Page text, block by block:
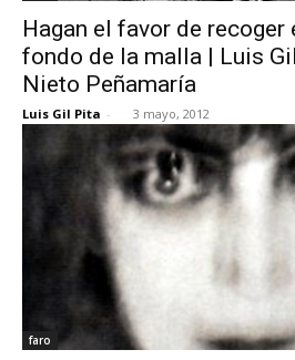
Hagan el favor de recoger
fondo de la malla | Luis
Nieto Peñamaría
Luis Gil Pita - 3 mayo, 2012
faro